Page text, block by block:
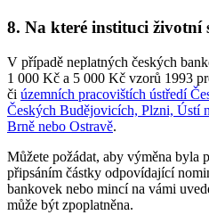
8. Na které instituci životní
V případě neplatných českých
1 000 Kč a 5 000 Kč vzorů 1993
či územních pracovištích ústředí
Českých Budějovicích, Plzni, Ústí
Brně nebo Ostravě.
Můžete požádat, aby výměna byla
připsáním částky odpovídající
bankovek nebo mincí na vámi
může být zpoplatněna.